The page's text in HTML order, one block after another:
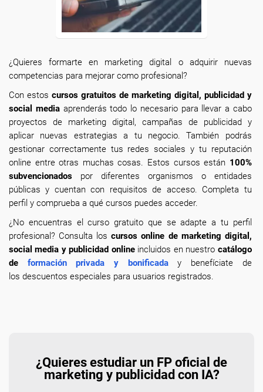
¿Quieres formarte en marketing digital o adquirir nuevas
competencias para mejorar como profesional?
Con estos cursos gratuitos de marketing digital, publicidad y
social mediaaprenderás todo lo necesario para llevar a cabo
proyectos de marketing digital, campañas de publicidad y
aplicar nuevas estrategias a tu negocio. También podrás
gestionar correctamente tus redes sociales y tu reputación
online entre otras muchas cosas. Estos cursos están 100%
subvencionados por diferentes organismos o entidades
públicas y cuentan con requisitos de acceso. Completa tu
perfil y comprueba a qué cursos puedes acceder.
¿No encuentras el curso gratuito que se adapte a tu perfil
profesional? Consulta loscursos online de marketing digital,
social media y publicidad online incluidos en nuestro catálogo
de
formación privada y bonificaday benefíciate de
los descuentos especiales para usuarios registrados.
¿Quieres estudiar un FP oficial de
marketing y publicidad con IA?